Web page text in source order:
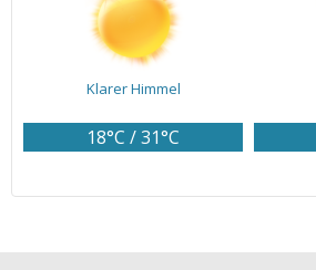
Klarer Himmel
18°C / 31°C